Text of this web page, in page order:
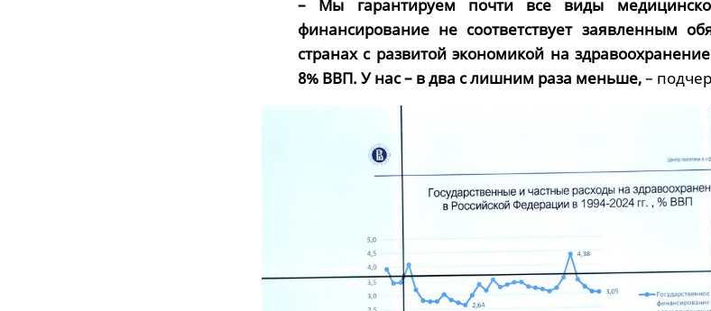
– Мы гарантируем почти все виды
финансирование не соответствует заявленным
странах с развитой экономикой на
8% ВВП. У нас – в два с лишним раза меньше,–